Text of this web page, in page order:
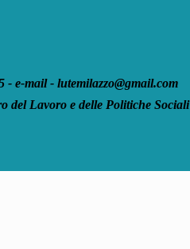
e-mail - lutemilazzo@gmail.com
del Lavoro e delle Politiche Sociali